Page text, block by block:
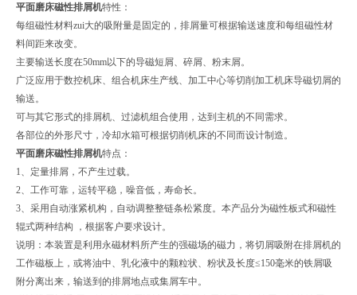
平面磨床磁性排屑机特性：
每组磁性材料zui大的吸附量是固定的，排屑量可根据输送速度和每组磁性材
料间距来改变。
主要输送长度在50mm以下的导磁短屑、碎屑、粉末屑。
广泛应用于数控机床、组合机床生产线、加工中心等切削加工机床导磁切屑的
输送。
可与其它形式的排屑机、过滤机组合使用，达到主机的不同需求。
各部位的外形尺寸，冷却水箱可根据切削机床的不同而设计制造。
平面磨床磁性排屑机特点：
1、定量排屑，不产生过载。
2、工作可靠，运转平稳，噪音低，寿命长。
3、采用自动涨紧机构，自动调整整链条松紧度。本产品分为磁性板式和磁性
辊式两种结构 ，根据客户要求设计。
说明：本装置是利用永磁材料所产生的强磁场的磁力，将切屑吸附在排屑机的
工作磁板上，或将油中、乳化液中的颗粒状、粉状及长度≤150毫米的铁屑吸
附分离出来，输送到的排屑地点或集屑车中。